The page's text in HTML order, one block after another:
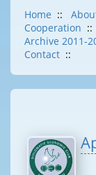
Home ::
Cooperation ::
Archive 2011-
Contact ::